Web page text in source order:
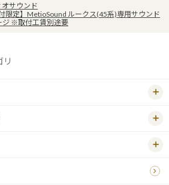
オサウンド
限定】MetioSound ルークス(45系)専用サウンド
ジ ※取付工賃別途要
リ